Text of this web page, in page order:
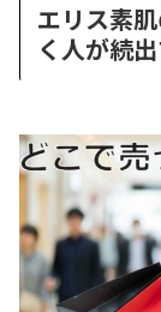
エリス素
く人が続